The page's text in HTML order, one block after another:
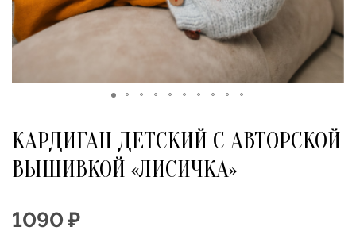
КАРДИГАН ДЕТСКИЙ С АВТОРСКОЙ
ВЫШИВКОЙ «ЛИСИЧКА»
1090 ₽